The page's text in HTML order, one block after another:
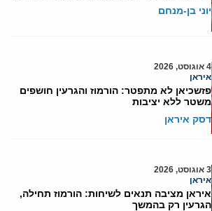
יוני בן-מנחם
4 אוגוסט, 2026
איראן
פזשכיאן לא מתפטר: הורמוז והגרעין חושפים
משטר ללא יציבות
דסק איראן
3 אוגוסט, 2026
איראן
איראן מציבה תנאים לשיחות: הורמוז תחילה,
הגרעין רק בהמשך